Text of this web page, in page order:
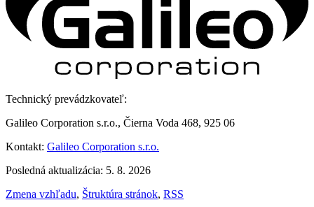
Technický prevádzkovateľ:
Galileo Corporation s.r.o., Čierna Voda 468, 925 06
Kontakt: Galileo Corporation s.r.o.
Posledná aktualizácia: 5. 8. 2026
Zmena vzhľadu, Štruktúra stránok, RSS